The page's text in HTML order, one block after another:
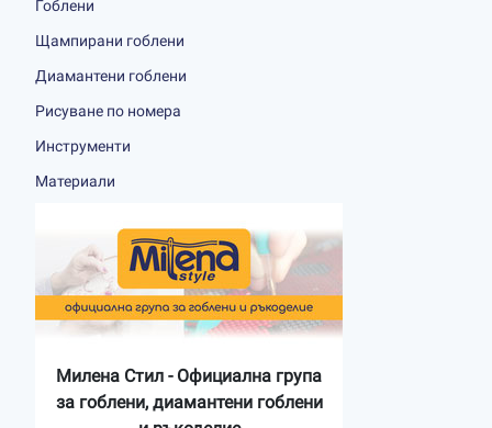
Гоблени
Щампирани гоблени
Диамантени гоблени
Рисуване по номера
Инструменти
Материали
Милена Стил - Официална група
за гоблени, диамантени гоблени